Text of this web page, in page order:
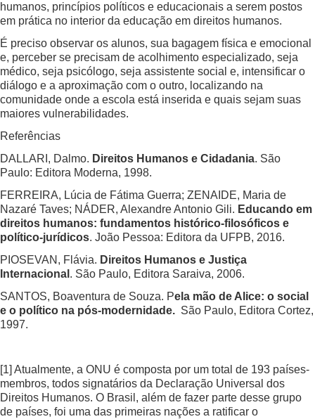
humanos, princípios políticos e educacionais a serem postos
em prática no interior da educação em direitos humanos.
É preciso observar os alunos, sua bagagem física e emocional
e, perceber se precisam de acolhimento especializado, seja
médico, seja psicólogo, seja assistente social e, intensificar o
diálogo e a aproximação com o outro, localizando na
comunidade onde a escola está inserida e quais sejam suas
maiores vulnerabilidades.
Referências
DALLARI, Dalmo. Direitos Humanos e Cidadania. São
Paulo: Editora Moderna, 1998.
FERREIRA, Lúcia de Fátima Guerra; ZENAIDE, Maria de
Nazaré Taves; NÁDER, Alexandre Antonio Gili. Educando em
direitos humanos: fundamentos histórico-filosóficos e
político-jurídicos. João Pessoa: Editora da UFPB, 2016.
PIOSEVAN, Flávia. Direitos Humanos e Justiça
Internacional . São Paulo, Editora Saraiva, 2006.
SANTOS, Boaventura de Souza. Pela mão de Alice: o social
e o político na pós-modernidade. São Paulo, Editora Cortez,
1997.
[1] Atualmente, a ONU é composta por um total de 193 países-
membros, todos signatários da Declaração Universal dos
Direitos Humanos. O Brasil, além de fazer parte desse grupo
de países, foi uma das primeiras nações a ratificar o